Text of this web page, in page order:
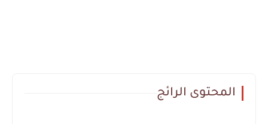
المحتوى الرائج